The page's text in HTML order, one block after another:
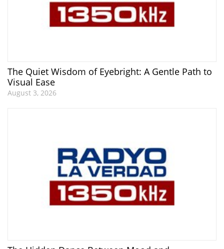
The Quiet Wisdom of Eyebright: A Gentle Path to
Visual Ease
August 3, 2026